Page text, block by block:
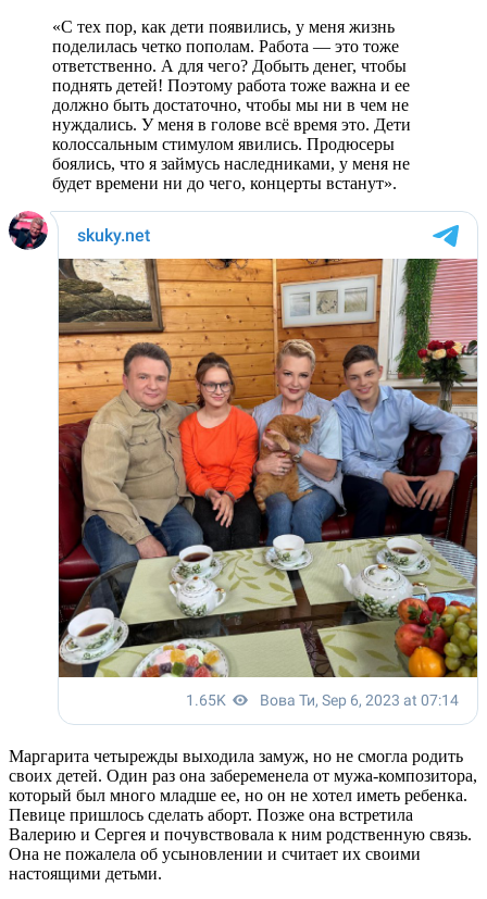
«С тех пор, как дети появились, у меня жизнь
поделилась четко пополам. Работа — это тоже
ответственно. А для чего? Добыть денег, чтобы
поднять детей! Поэтому работа тоже важна и ее
должно быть достаточно, чтобы мы ни в чем не
нуждались. У меня в голове всё время это. Дети
колоссальным стимулом явились. Продюсеры
боялись, что я займусь наследниками, у меня не
будет времени ни до чего, концерты встанут».
Маргарита четырежды выходила замуж, но не смогла родить
своих детей. Один раз она забеременела от мужа-композитора,
который был много младше ее, но он не хотел иметь ребенка.
Певице пришлось сделать аборт. Позже она встретила
Валерию и Сергея и почувствовала к ним родственную связь.
Она не пожалела об усыновлении и считает их своими
настоящими детьми.